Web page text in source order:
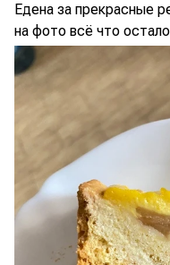
Едена за прекрасные
на фото всё что